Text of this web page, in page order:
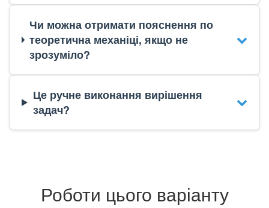
Чи можна отримати пояснення по
теоретична механіці, якщо не
зрозуміло?
Це ручне виконання вирішення
задач?
Роботи цього варіанту